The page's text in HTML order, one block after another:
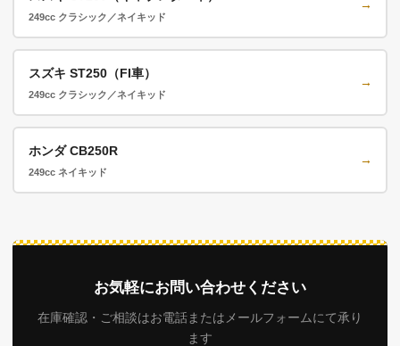
249cc クラシック／ネイキッド
→
スズキ ST250（FI車）
249cc クラシック／ネイキッド
→
ホンダ CB250R
249cc ネイキッド
→
お気軽にお問い合わせください
在庫確認・ご相談はお電話またはメールフォームにて承り
ます